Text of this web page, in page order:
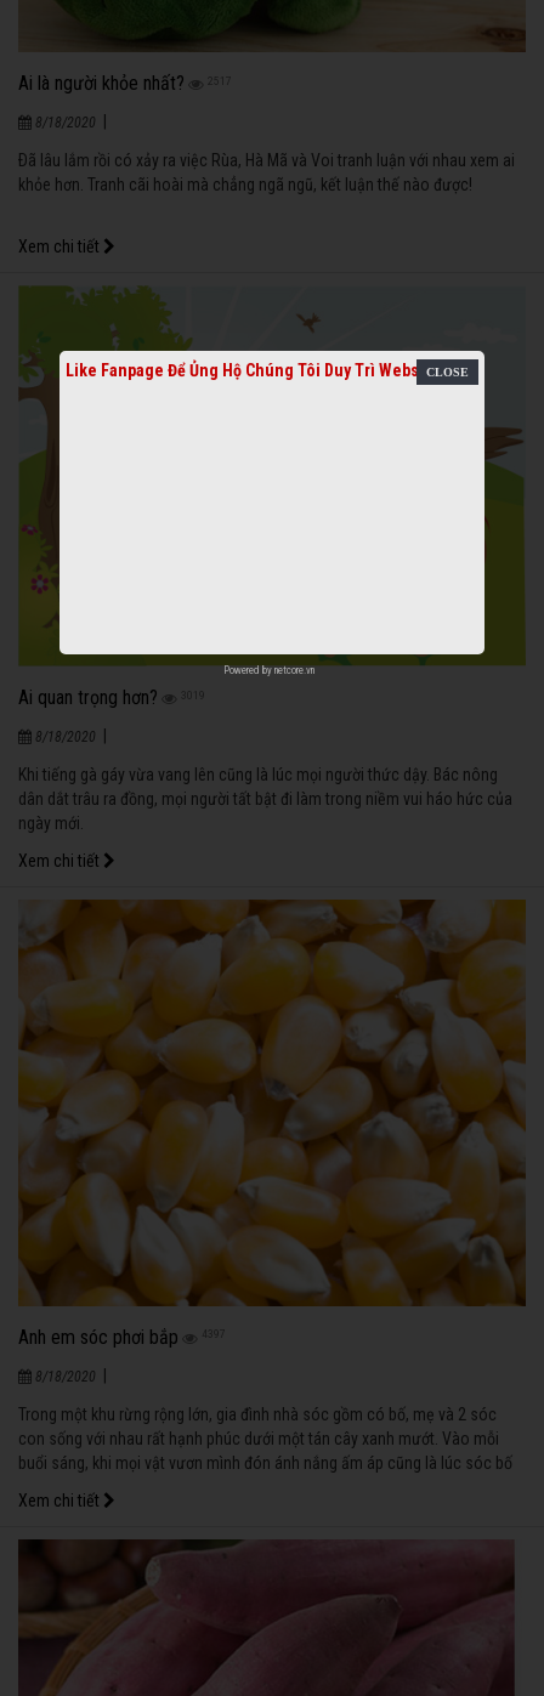
Ai là người khỏe nhất? 2517
8/18/2020
Ðã lâu lắm rồi có xảy ra việc Rùa, Hà Mã và Voi tranh luận với nhau xem ai
khỏe hơn. Tranh cãi hoài mà chẳng ngã ngũ, kết luận thế nào được!
Xem chi tiết
Ai quan trọng hơn? 3019
8/18/2020
Khi tiếng gà gáy vừa vang lên cũng là lúc mọi người thức dậy. Bác nông
dân dắt trâu ra đồng, mọi người tất bật đi làm trong niềm vui háo hức của
ngày mới.
Xem chi tiết
Anh em sóc phơi bắp 4397
8/18/2020
Trong một khu rừng rộng lớn, gia đình nhà sóc gồm có bố, mẹ và 2 sóc
con sống với nhau rất hạnh phúc dưới một tán cây xanh mướt. Vào mỗi
buổi sáng, khi mọi vật vươn mình đón ánh nắng ấm áp cũng là lúc sóc bố
Xem chi tiết
Like Fanpage Để Ủng Hộ Chúng Tôi Duy Trì Website
Powered by netcore.vn